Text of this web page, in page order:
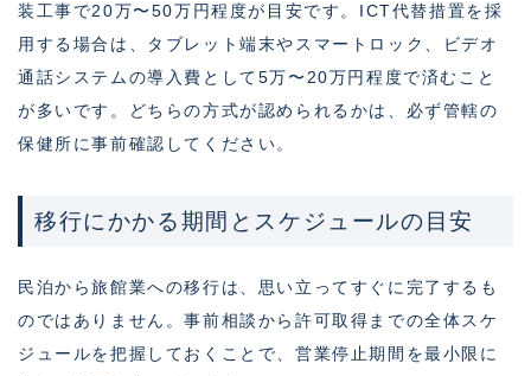
装工事で20万〜50万円程度が目安です。ICT代替措置を採
用する場合は、タブレット端末やスマートロック、ビデオ
通話システムの導入費として5万〜20万円程度で済むこと
が多いです。どちらの方式が認められるかは、必ず管轄の
保健所に事前確認してください。
移行にかかる期間とスケジュールの目安
民泊から旅館業への移行は、思い立ってすぐに完了するも
のではありません。事前相談から許可取得までの全体スケ
ジュールを把握しておくことで、営業停止期間を最小限に